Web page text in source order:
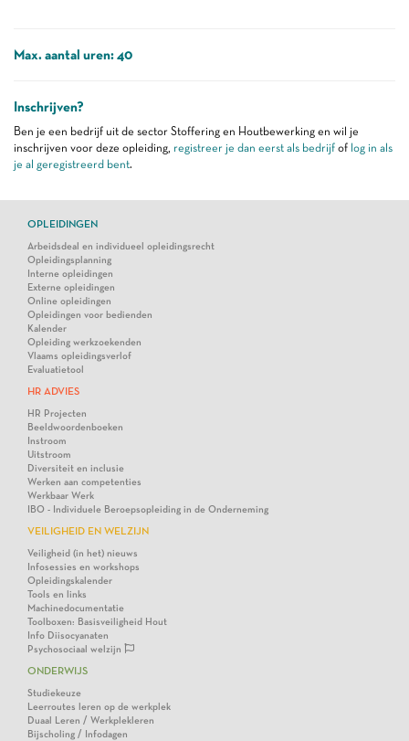
Max. aantal uren: 40
Inschrijven?
Ben je een bedrijf uit de sector Stoffering en Houtbewerking en wil je
inschrijven voor deze opleiding, registreer je dan eerst als bedrijf of log in als
je al geregistreerd bent.
OPLEIDINGEN
Arbeidsdeal en individueel opleidingsrecht
Opleidingsplanning
Interne opleidingen
Externe opleidingen
Online opleidingen
Opleidingen voor bedienden
Kalender
Opleiding werkzoekenden
Vlaams opleidingsverlof
Evaluatietool
HR ADVIES
HR Projecten
Beeldwoordenboeken
Instroom
Uitstroom
Diversiteit en inclusie
Werken aan competenties
Werkbaar Werk
IBO - Individuele Beroepsopleiding in de Onderneming
VEILIGHEID EN WELZIJN
Veiligheid (in het) nieuws
Infosessies en workshops
Opleidingskalender
Tools en links
Machinedocumentatie
Toolboxen: Basisveiligheid Hout
Info Diisocyanaten
Psychosociaal welzijn
ONDERWIJS
Studiekeuze
Leerroutes leren op de werkplek
Duaal Leren / Werkplekleren
Bijscholing / Infodagen